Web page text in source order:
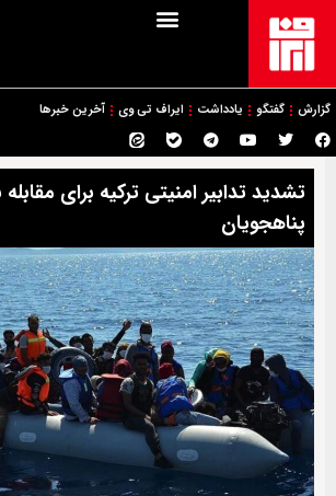
گزارش گفتگو یادداشت ایراف تی وی آخرین خبرها
تشدید تدابیر امنیتی ترکیه برای مقابله
پناهجویان